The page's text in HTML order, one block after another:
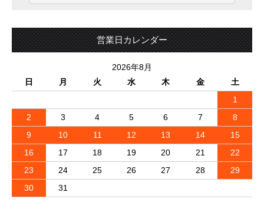
営業日カレンダー
2026年8月
日
月 火 水 木 金
土
1
2
3 4 5 6 7
8
9
10 11 12 13 14
15
16
17 18 19 20 21
22
23
24 25 26 27 28
29
30
31